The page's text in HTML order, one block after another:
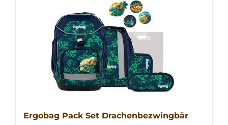
Ergobag Pack Set Drachenbezwingbär